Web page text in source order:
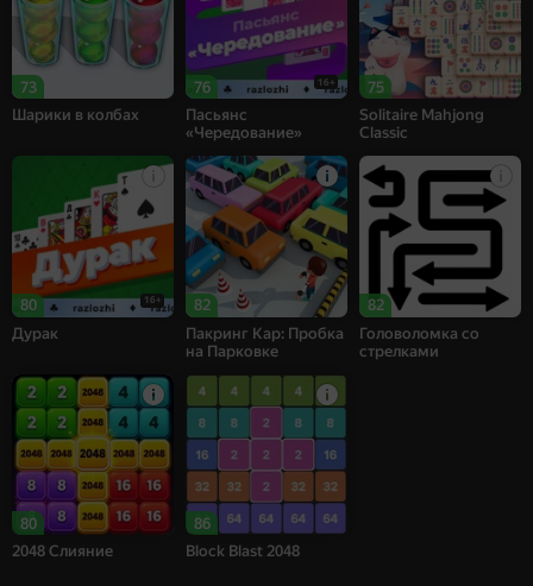
73
Шарики в колбах
76 16+
Пасьянс
«Чередование»
75
Solitaire Mahjong
Classic
80 16+
Дурак
82
Пакринг Кар: Пробка
на Парковке
82
Головоломка со
стрелками
80
2048 Слияние
86
Block Blast 2048